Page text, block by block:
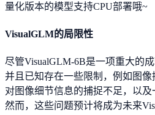
量化版本的模型支持CPU部署哦~
VisualGLM的局限性
尽管VisualGLM-6B是一项重大的
并且已知存在一些限制，例如图像
对图像细节信息的捕捉不足，以及
然而，这些问题预计将成为未来